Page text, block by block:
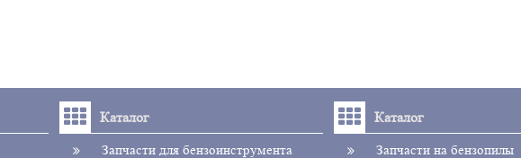
Каталог
Запчасти для бензоинструмента
Каталог
Запчасти на бензопилы